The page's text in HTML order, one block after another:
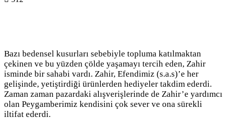
Bazı bedensel kusurları sebebiyle topluma katılmaktan
çekinen ve bu yüzden çölde yaşamayı tercih eden, Zahir
isminde bir sahabi vardı. Zahir, Efendimiz (s.a.s)’e her
gelişinde, yetiştirdiği ürünlerden hediyeler takdim ederdi.
Zaman zaman pazardaki alışverişlerinde de Zahir’e yardımcı
olan Peygamberimiz kendisini çok sever ve ona sürekli
iltifat ederdi.